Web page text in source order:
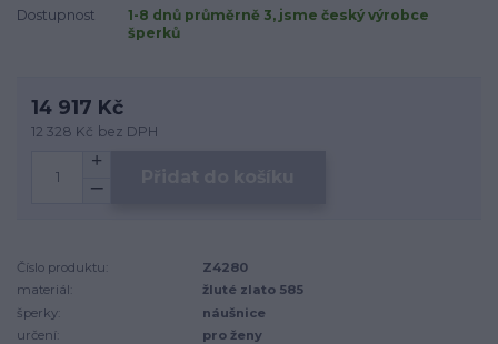
Dostupnost
1-8 dnů průměrně 3, jsme český výrobce
šperků
14 917 Kč
12 328 Kč bez DPH
Číslo produktu:
Z4280
materiál:
žluté zlato 585
šperky:
náušnice
určení:
pro ženy